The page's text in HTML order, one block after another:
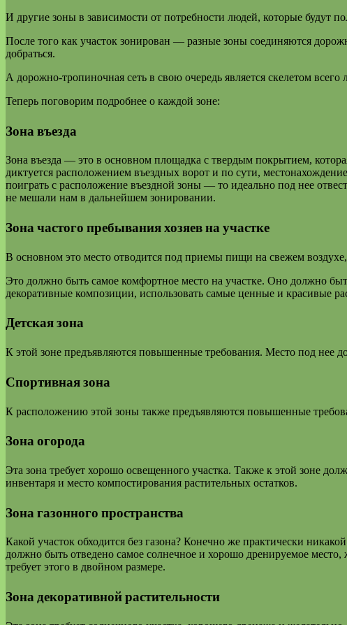
И другие зоны в зависимости от потребности людей, которые будут
После того как участок зонирован — разные зоны соединяются
добраться.
А дорожно-тропиночная сеть в свою очередь является скелетом всего
Теперь поговорим подробнее о каждой зоне:
Зона въезда
Зона въезда — это в основном площадка с твердым покрытием,
диктуется расположением въездных ворот и по сути,
поиграть с расположение въездной зоны — то идеально под нее
не мешали нам в дальнейшем зонировании.
Зона частого пребывания хозяев на участке
В основном это место отводится под приемы пищи на свежем
Это должно быть самое комфортное место на участке. Оно должно
декоративные композиции, использовать самые ценные и красивые
Детская зона
К этой зоне предъявляются повышенные требования. Место под
Спортивная зона
К расположению этой зоны также предъявляются повышенные
Зона огорода
Эта зона требует хорошо освещенного участка. Также к этой зоне
инвентаря и место компостирования растительных остатков.
Зона газонного пространства
Какой участок обходится без газона? Конечно же практически
должно быть отведено самое солнечное и хорошо дренируемое
требует этого в двойном размере.
Зона декоративной растительности